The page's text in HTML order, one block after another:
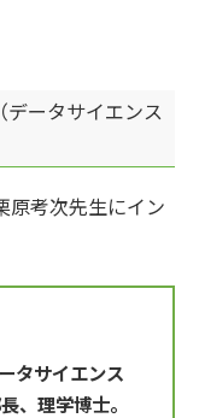
ータサイエンス
原考次先生にイン
タサイエンス
、理学博士。